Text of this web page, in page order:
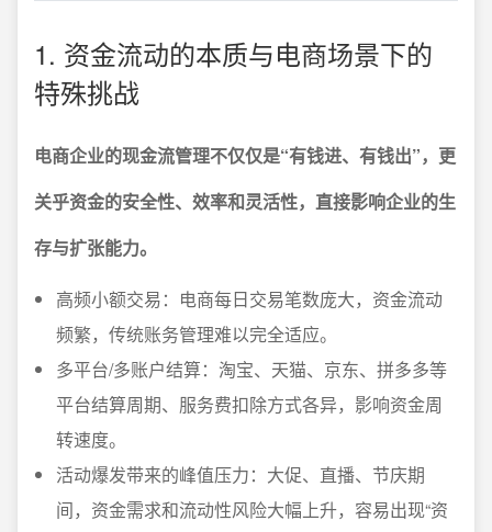
1. 资金流动的本质与电商场景下的
特殊挑战
电商企业的现金流管理不仅仅是“有钱进、有钱出”，更
关乎资金的安全性、效率和灵活性，直接影响企业的生
存与扩张能力。
高频小额交易：电商每日交易笔数庞大，资金流动
频繁，传统账务管理难以完全适应。
多平台/多账户结算：淘宝、天猫、京东、拼多多等
平台结算周期、服务费扣除方式各异，影响资金周
转速度。
活动爆发带来的峰值压力：大促、直播、节庆期
间，资金需求和流动性风险大幅上升，容易出现“资